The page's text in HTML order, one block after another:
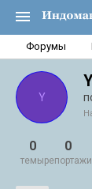
Форумы
Y
0
темы
0
репортажи